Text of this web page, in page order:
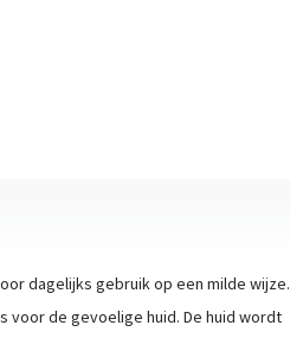
dagelijks gebruik op een milde wijze.
voor de gevoelige huid. De huid wordt